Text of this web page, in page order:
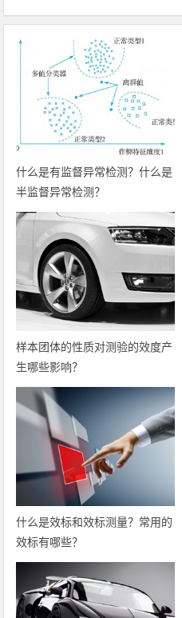
什么是有监督异常检测？什么是
半监督异常检测？
样本团体的性质对测验的效度产
生哪些影响？
什么是效标和效标测量？常用的
效标有哪些？